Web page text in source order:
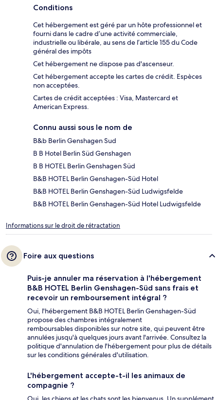
Conditions
Cet hébergement est géré par un hôte professionnel et
fourni dans le cadre d’une activité commerciale,
industrielle ou libérale, au sens de l’article 155 du Code
général des impôts
Cet hébergement ne dispose pas d'ascenseur.
Cet hébergement accepte les cartes de crédit. Espèces
non acceptées.
Cartes de crédit acceptées : Visa, Mastercard et
American Express.
Connu aussi sous le nom de
B&b Berlin Genshagen Sud
B B Hotel Berlin Süd Genshagen
B B HOTEL Berlin Genshagen Süd
B&B HOTEL Berlin Genshagen-Süd Hotel
B&B HOTEL Berlin Genshagen-Süd Ludwigsfelde
B&B HOTEL Berlin Genshagen-Süd Hotel Ludwigsfelde
Informations sur le droit de rétractation
Foire aux questions
Puis-je annuler ma réservation à l'hébergement
B&B HOTEL Berlin Genshagen-Süd sans frais et
recevoir un remboursement intégral ?
Oui, l'hébergement B&B HOTEL Berlin Genshagen-Süd
propose des chambres intégralement
remboursables disponibles sur notre site, qui peuvent être
annulées jusqu'à quelques jours avant l'arrivée. Consultez la
politique d'annulation de l'hébergement pour plus de détails
sur les conditions générales d'utilisation.
L'hébergement accepte-t-il les animaux de
compagnie ?